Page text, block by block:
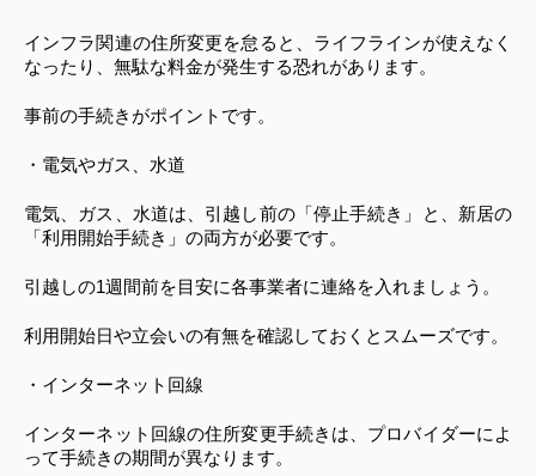
インフラ関連の住所変更を怠ると、ライフラインが使えなく
なったり、無駄な料金が発生する恐れがあります。
事前の手続きがポイントです。
・電気やガス、水道
電気、ガス、水道は、引越し前の「停止手続き」と、新居の
「利用開始手続き」の両方が必要です。
引越しの1週間前を目安に各事業者に連絡を入れましょう。
利用開始日や立会いの有無を確認しておくとスムーズです。
・インターネット回線
インターネット回線の住所変更手続きは、プロバイダーによ
って手続きの期間が異なります。